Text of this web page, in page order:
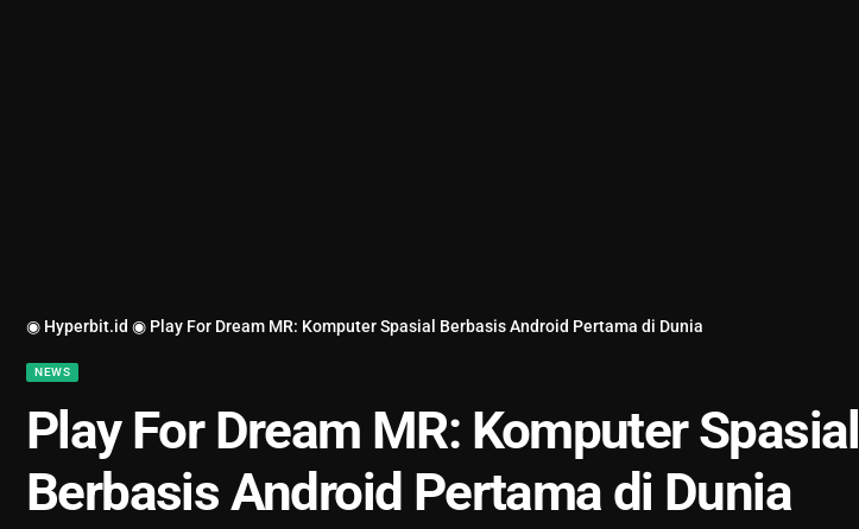
◉ Hyperbit.id ◉ Play For Dream MR: Komputer Spasial Berbasis Android Pertama di Dunia
NEWS
Play For Dream MR: Komputer Spasial
Berbasis Android Pertama di Dunia